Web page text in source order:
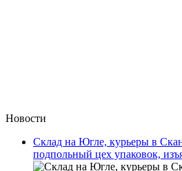
Новости
Склад на Югле, курьеры в
подпольный цех упаковок,